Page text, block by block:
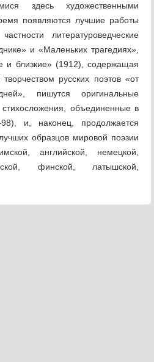
здесь художественными
появляются лучшие работы
литературоведческие
и «Маленьких трагедиях»,
и близкие» (1912), содержащая
русских поэтов «от
пишутся оригинальные
объединенные в
и, наконец, продолжается
образцов мировой поэзии
английской, немецкой,
финской, латышской,